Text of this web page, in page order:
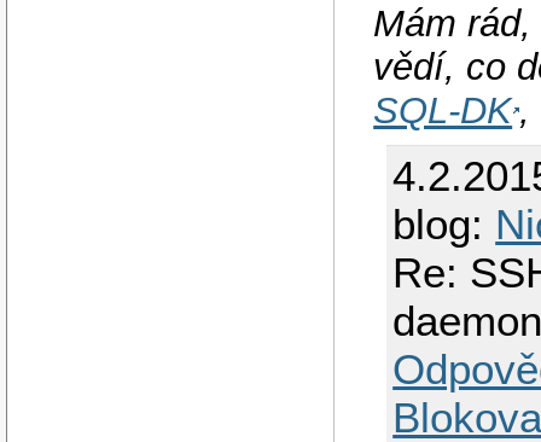
Mám
vědí, co
SQL-DK,
blog:
Re: